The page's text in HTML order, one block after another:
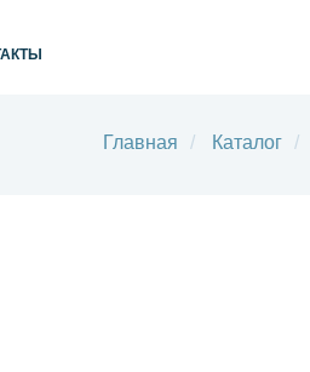
Главная / Каталог /